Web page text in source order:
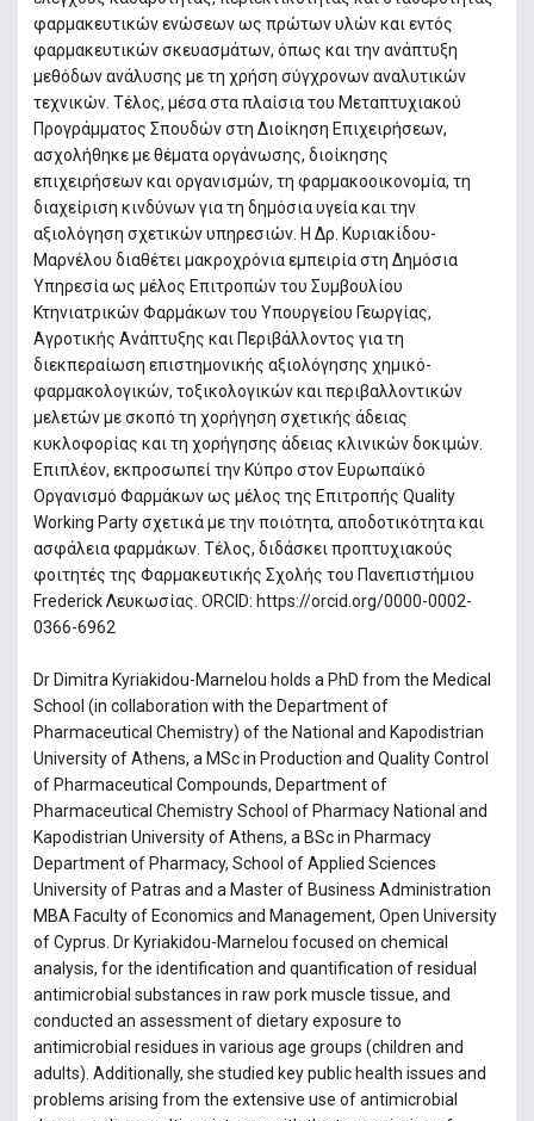
φαρμακευτικών ενώσεων ως πρώτων υλών και εντός
φαρμακευτικών σκευασμάτων, όπως και την ανάπτυξη
μεθόδων ανάλυσης με τη χρήση σύγχρονων αναλυτικών
τεχνικών. Τέλος, μέσα στα πλαίσια του Μεταπτυχιακού
Προγράμματος Σπουδών στη Διοίκηση Επιχειρήσεων,
ασχολήθηκε με θέματα οργάνωσης, διοίκησης
επιχειρήσεων και οργανισμών, τη φαρμακοοικονομία, τη
διαχείριση κινδύνων για τη δημόσια υγεία και την
αξιολόγηση σχετικών υπηρεσιών. Η Δρ. Κυριακίδου-
Μαρνέλου διαθέτει μακροχρόνια εμπειρία στη Δημόσια
Υπηρεσία ως μέλος Επιτροπών του Συμβουλίου
Κτηνιατρικών Φαρμάκων του Υπουργείου Γεωργίας,
Αγροτικής Ανάπτυξης και Περιβάλλοντος για τη
διεκπεραίωση επιστημονικής αξιολόγησης χημικό-
φαρμακολογικών, τοξικολογικών και περιβαλλοντικών
μελετών με σκοπό τη χορήγηση σχετικής άδειας
κυκλοφορίας και τη χορήγησης άδειας κλινικών δοκιμών.
Επιπλέον, εκπροσωπεί την Κύπρο στον Ευρωπαϊκό
Οργανισμό Φαρμάκων ως μέλος της Επιτροπής Quality
Working Party σχετικά με την ποιότητα, αποδοτικότητα και
ασφάλεια φαρμάκων. Τέλος, διδάσκει προπτυχιακούς
φοιτητές της Φαρμακευτικής Σχολής του Πανεπιστήμιου
Frederick Λευκωσίας. ORCID: https://orcid.org/0000-0002-
0366-6962
Dr Dimitra Kyriakidou-Marnelou holds a PhD from the Medical
School (in collaboration with the Department of
Pharmaceutical Chemistry) of the National and Kapodistrian
University of Athens, a MSc in Production and Quality Control
of Pharmaceutical Compounds, Department of
Pharmaceutical Chemistry School of Pharmacy National and
Kapodistrian University of Athens, a BSc in Pharmacy
Department of Pharmacy, School of Applied Sciences
University of Patras and a Master of Business Administration
MBA Faculty of Economics and Management, Open University
of Cyprus. Dr Kyriakidou-Marnelou focused on chemical
analysis, for the identification and quantification of residual
antimicrobial substances in raw pork muscle tissue, and
conducted an assessment of dietary exposure to
antimicrobial residues in various age groups (children and
adults). Additionally, she studied key public health issues and
problems arising from the extensive use of antimicrobial